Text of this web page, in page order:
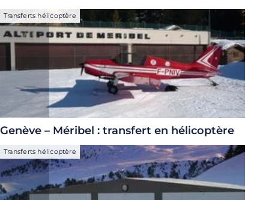
Transferts hélicoptère
Genève – Méribel : transfert en hélicoptère
Transferts hélicoptère